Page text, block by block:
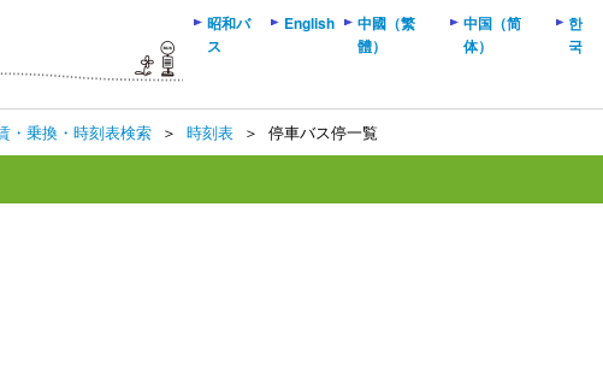
・乗換・時刻表検索 ＞ 時刻表 ＞ 停車バス停一覧
昭和バ
ス
English
中國（繁
體）
中国（简
体）
한
국